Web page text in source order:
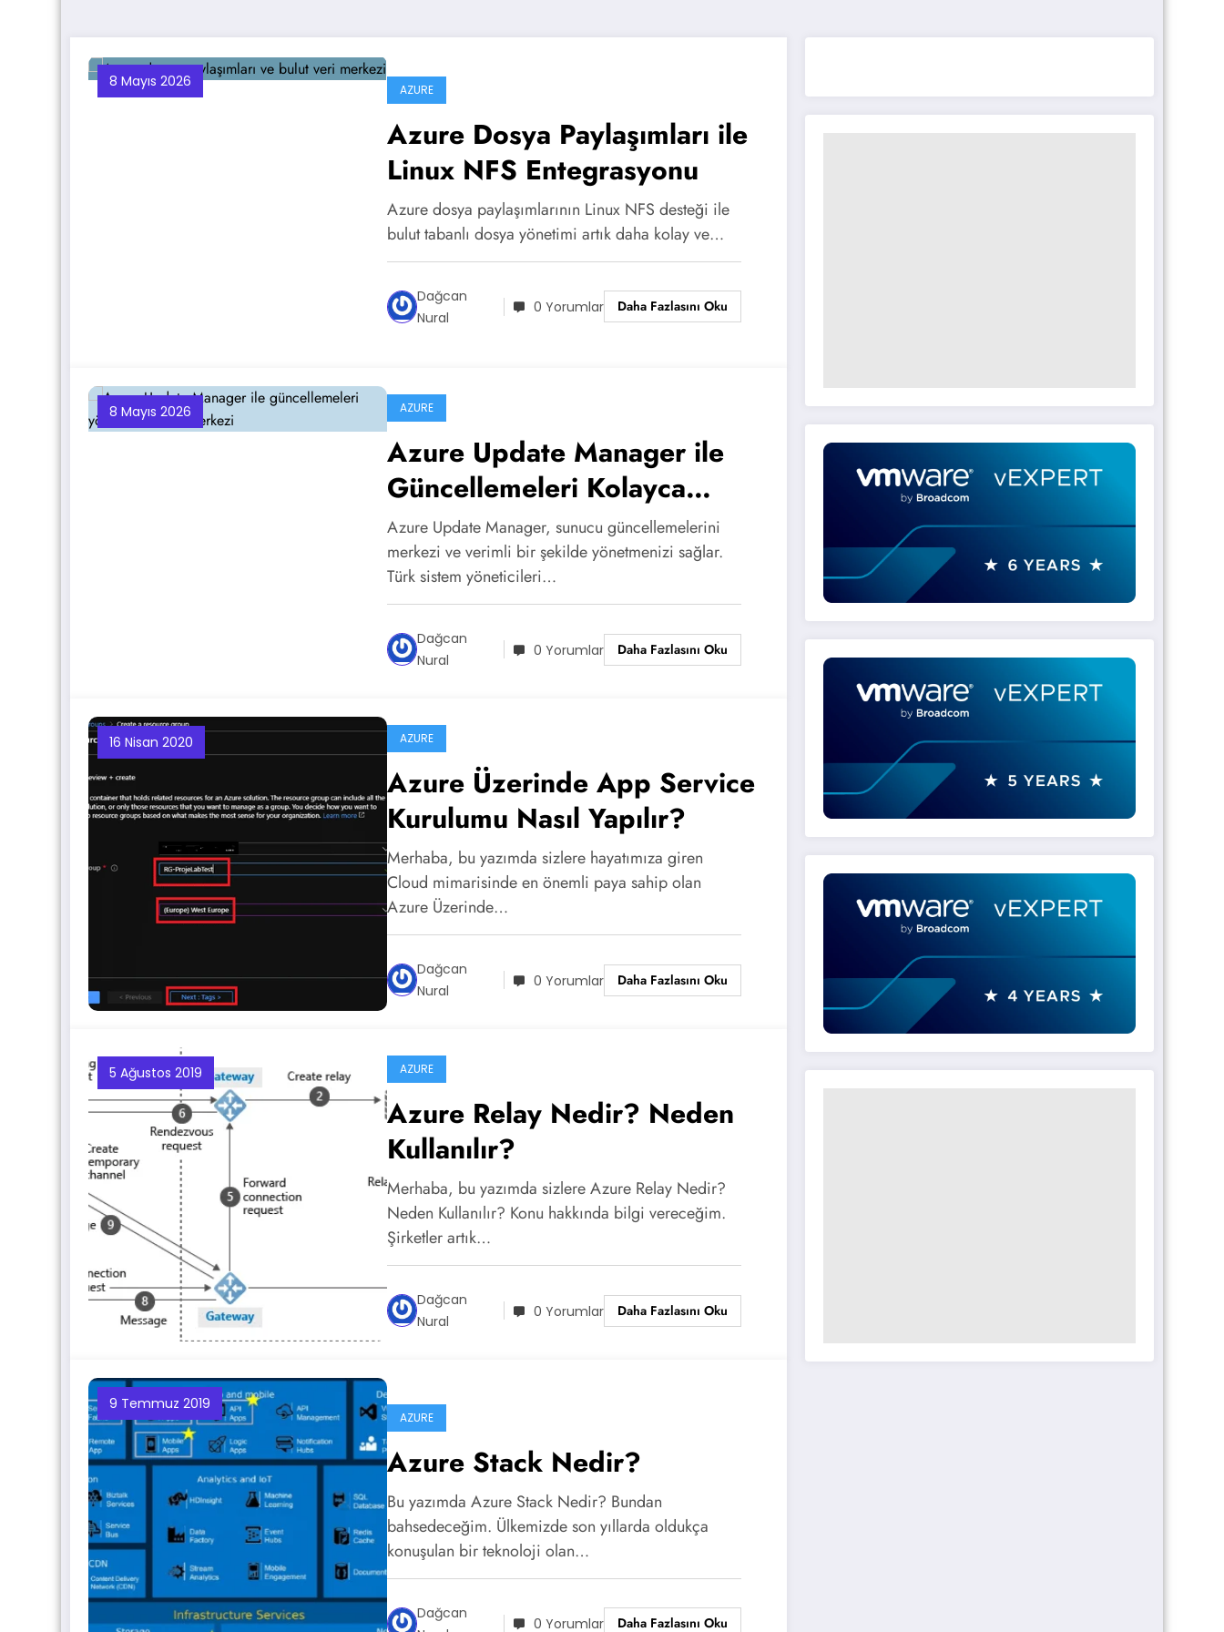
8 Mayıs 2026 AZURE
Azure Dosya Paylaşımları ile
Linux NFS Entegrasyonu
Azure dosya paylaşımlarının Linux NFS desteği ile
bulut tabanlı dosya yönetimi artık daha kolay ve…
Dağcan
Nural
0 Yorumlar Daha Fazlasını Oku
8 Mayıs 2026 AZURE
Azure Update Manager ile
Güncellemeleri Kolayca
Yönetin
Azure Update Manager, sunucu güncellemelerini
merkezi ve verimli bir şekilde yönetmenizi sağlar.
Türk sistem yöneticileri…
Dağcan
Nural
0 Yorumlar Daha Fazlasını Oku
16 Nisan 2020 AZURE
Azure Üzerinde App Service
Kurulumu Nasıl Yapılır?
Merhaba, bu yazımda sizlere hayatımıza giren
Cloud mimarisinde en önemli paya sahip olan
Azure Üzerinde…
Dağcan
Nural
0 Yorumlar Daha Fazlasını Oku
5 Ağustos 2019 AZURE
Azure Relay Nedir? Neden
Kullanılır?
Merhaba, bu yazımda sizlere Azure Relay Nedir?
Neden Kullanılır? Konu hakkında bilgi vereceğim.
Şirketler artık…
Dağcan
Nural
0 Yorumlar Daha Fazlasını Oku
9 Temmuz 2019
AZURE
Azure Stack Nedir?
Bu yazımda Azure Stack Nedir? Bundan
bahsedeceğim. Ülkemizde son yıllarda oldukça
konuşulan bir teknoloji olan…
Dağcan
0 Yorumlar Daha Fazlasını Oku